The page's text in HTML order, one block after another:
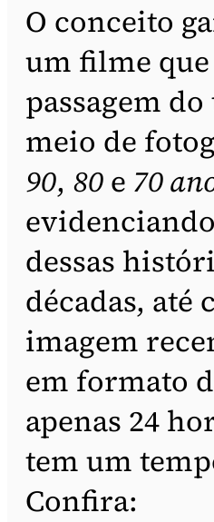
O conceito
um filme
passagem
meio de
90, 80 e 70
dessas
décadas, até
imagem
em formato
apenas 24
tem um
Confira: